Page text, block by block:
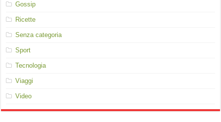
Gossip
Ricette
Senza categoria
Sport
Tecnologia
Viaggi
Video